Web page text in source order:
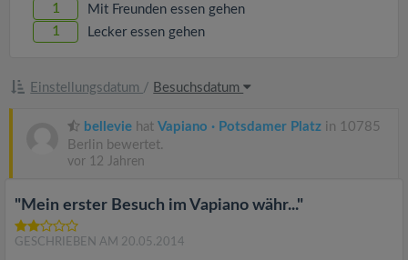
1 Mit Freunden essen gehen
1 Lecker essen gehen
Einstellungsdatum / Besuchsdatum
bellevie hat Vapiano · Potsdamer Platz in 10785
Berlin bewertet.
vor 12 Jahren
"Mein erster Besuch im Vapiano währ..."
GESCHRIEBEN AM 20.05.2014